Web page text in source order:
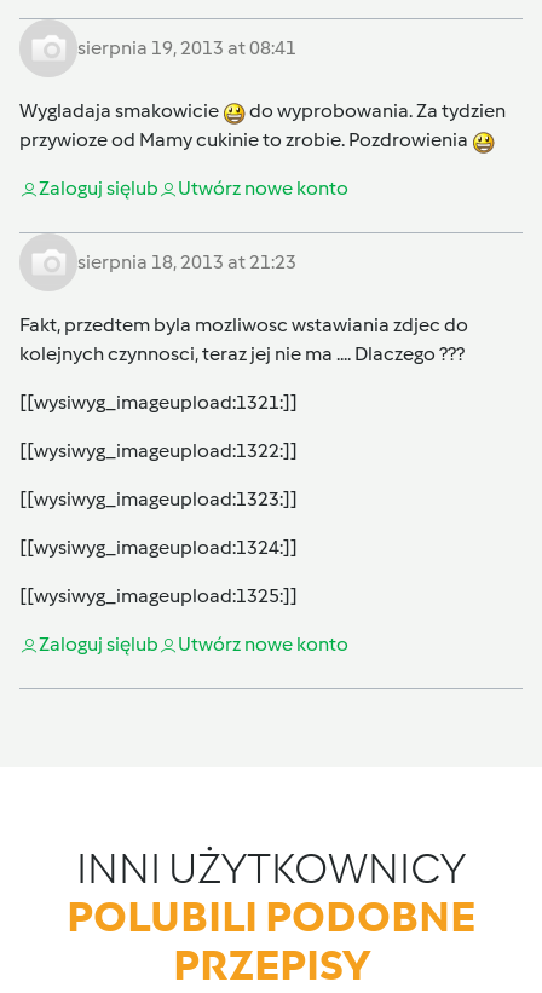
sierpnia 19, 2013 at 08:41
Wygladaja smakowicie
do wyprobowania. Za tydzien
przywioze od Mamy cukinie to zrobie. Pozdrowienia
Zaloguj sięlub Utwórz nowe konto
sierpnia 18, 2013 at 21:23
Fakt, przedtem byla mozliwosc wstawiania zdjec do
kolejnych czynnosci, teraz jej nie ma .... Dlaczego ???
[[wysiwyg_imageupload:1321:]]
[[wysiwyg_imageupload:1322:]]
[[wysiwyg_imageupload:1323:]]
[[wysiwyg_imageupload:1324:]]
[[wysiwyg_imageupload:1325:]]
Zaloguj sięlub Utwórz nowe konto
INNI UŻYTKOWNICY
POLUBILI PODOBNE
PRZEPISY